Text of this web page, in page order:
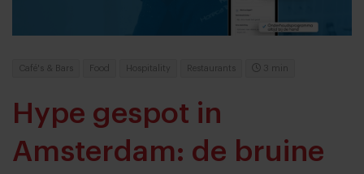
Café's & Bars Food Hospitality Restaurants 3 min
Hype gespot in
Amsterdam: de bruine